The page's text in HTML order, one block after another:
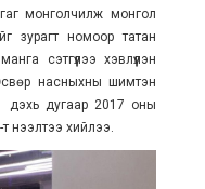
монголчилж монгол
зурагт номоор татан
сэтгүүлээ хэвлүүлэн
насныхны шимтэн
дэхь дугаар 2017 оны
нээлтээ хийлээ.